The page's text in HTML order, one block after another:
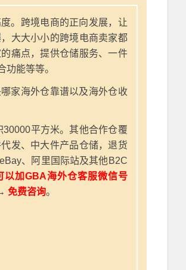
。跨境电商的正向发展，让
大大小小的跨境电商卖家都
痛点，提供仓储服务、一件
能等等。
家海外仓靠谱以及海外仓收
平方米。其他合作仓覆
发、中大件产品仓储，退货
、阿里国际站及其他B2C
以加GBA海外仓客服微信号
免费咨询。